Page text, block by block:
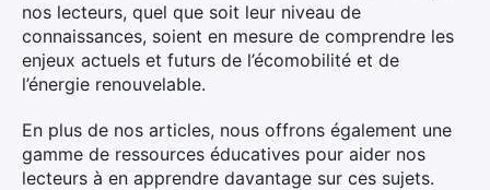
nos lecteurs, quel que soit leur niveau de
connaissances, soient en mesure de comprendre les
enjeux actuels et futurs de l’écomobilité et de
l’énergie renouvelable.
En plus de nos articles, nous offrons également une
gamme de ressources éducatives pour aider nos
lecteurs à en apprendre davantage sur ces sujets.
Rechercher